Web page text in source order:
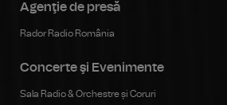
Agenţie de presă
Rador Radio România
Concerte şi Evenimente
Sala Radio & Orchestre și Coruri